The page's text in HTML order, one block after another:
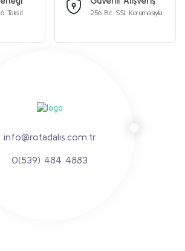
Taksit 256 Bit SSL Korumasıyla
info@rotadalis.com.tr
0(539) 484 4883